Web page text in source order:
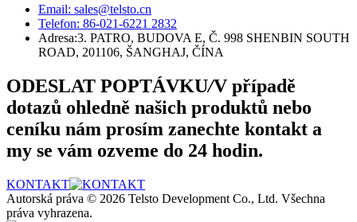
Email: sales@telsto.cn
Telefon: 86-021-6221 2832
Adresa:3. PATRO, BUDOVA E, Č. 998 SHENBIN SOUTH
ROAD, 201106, ŠANGHAJ, ČÍNA
ODESLAT POPTÁVKU/V případě
dotazů ohledně našich produktů nebo
ceníku nám prosím zanechte kontakt a
my se vám ozveme do 24 hodin.
KONTAKT
Autorská práva © 2026 Telsto Development Co., Ltd. Všechna
práva vyhrazena.